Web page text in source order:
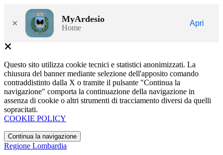
× MyArdesio
Home
Apri
Questo sito utilizza cookie tecnici e statistici anonimizzati. La
chiusura del banner mediante selezione dell'apposito comando
contraddistinto dalla X o tramite il pulsante "Continua la
navigazione" comporta la continuazione della navigazione in
assenza di cookie o altri strumenti di tracciamento diversi da quelli
sopracitati.
COOKIE POLICY
Continua la navigazione
Regione Lombardia